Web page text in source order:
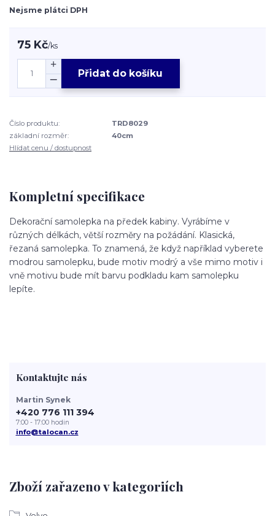
Nejsme plátci DPH
75 Kč/ks
Přidat do košíku
Číslo produktu:
TRD8029
základní rozměr:
40cm
Hlídat cenu / dostupnost
Kompletní specifikace
Dekorační samolepka na předek kabiny. Vyrábíme v
různých délkách, větší rozměry na požádání. Klasická,
řezaná samolepka. To znamená, že když například vyberete
modrou samolepku, bude motiv modrý a vše mimo motiv i
vně motivu bude mít barvu podkladu kam samolepku
lepíte.
Zboží zařazeno v kategoriích
Kontaktujte nás
Martin Synek
+420 776 111 394
7:00 - 17:00 hodin
info@talocan.cz